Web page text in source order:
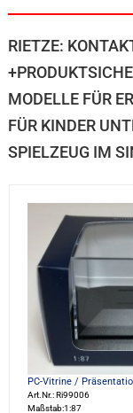
RIETZE:
MODELLE FÜR
FÜR KINDER
SPIELZEUG IM
PC-Vitrine /
Art.Nr.: Ri99006
Maßstab:1:87